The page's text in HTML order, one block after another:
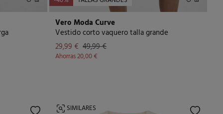
Vero Moda Curve
Vestido corto vaquero talla grande
29,99 € 49,99 €
Ahorras20,00 €
SIMILARES